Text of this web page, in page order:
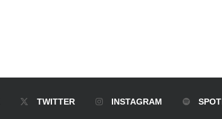
TWITTER INSTAGRAM